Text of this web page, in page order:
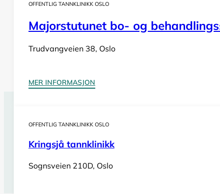
OFFENTLIG TANNKLINIKK OSLO
Majorstutunet bo- og
Trudvangveien 38, Oslo
MER INFORMASJON
OFFENTLIG TANNKLINIKK OSLO
Kringsjå tannklinikk
Sognsveien 210D, Oslo
Tannlegevakt Oslo
Har du behov for akutt tannlegehjelp
helger og på helligdager. Sjekk vår oversikt for billig
Se tannlegevakter i Oslo